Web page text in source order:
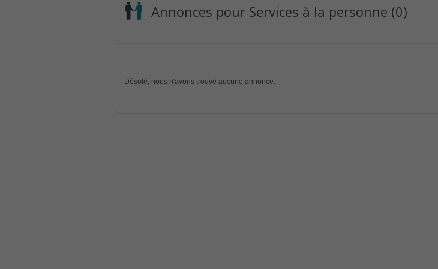
Annonces pour Services à la personne (0)
Désolé, nous n'avons trouvé aucune annonce.